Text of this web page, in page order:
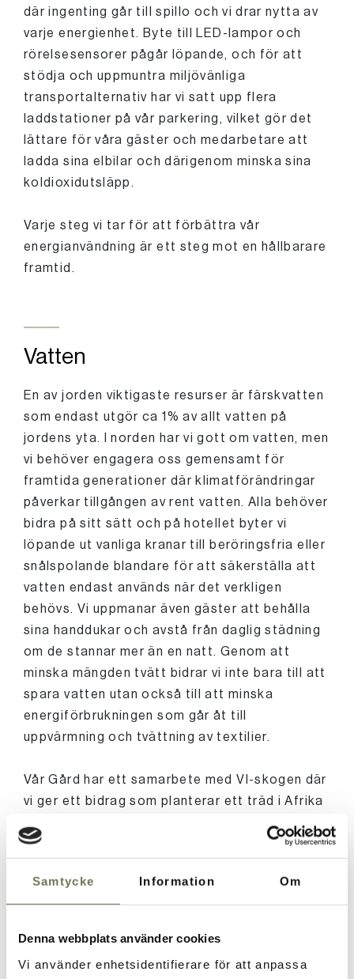
Samtycke Information Om
Denna webbplats använder cookies
Vi använder enhetsidentifierare för att anpassa
där ingenting går till spillo och vi drar nytta av
varje energienhet. Byte till LED-lampor och
rörelsesensorer pågår löpande, och för att
stödja och uppmuntra miljövänliga
transportalternativ har vi satt upp flera
laddstationer på vår parkering, vilket gör det
lättare för våra gäster och medarbetare att
ladda sina elbilar och därigenom minska sina
koldioxidutsläpp.
Varje steg vi tar för att förbättra vår
energianvändning är ett steg mot en hållbarare
framtid.
Vatten
En av jorden viktigaste resurser är färskvatten
som endast utgör ca 1% av allt vatten på
jordens yta. I norden har vi gott om vatten, men
vi behöver engagera oss gemensamt för
framtida generationer där klimatförändringar
påverkar tillgången av rent vatten. Alla behöver
bidra på sitt sätt och på hotellet byter vi
löpande ut vanliga kranar till beröringsfria eller
snålspolande blandare för att säkerställa att
vatten endast används när det verkligen
behövs. Vi uppmanar även gäster att behålla
sina handdukar och avstå från daglig städning
om de stannar mer än en natt. Genom att
minska mängden tvätt bidrar vi inte bara till att
spara vatten utan också till att minska
energiförbrukningen som går åt till
uppvärmning och tvättning av textilier.
Vår Gård har ett samarbete med VI-skogen där
vi ger ett bidrag som planterar ett träd i Afrika
varje gång en gäst väljer att avstå från
städning av rummet. Detta medverkar inte bara
välstånd och en bättre miljö i sårbara områden
där klimatförändringar är ett stort hot.